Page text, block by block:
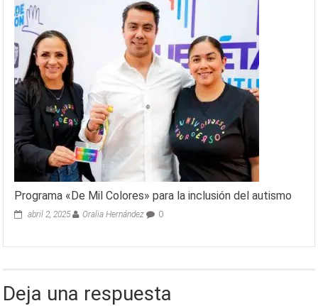
Programa «De Mil Colores» para la inclusión del autismo
abril 2, 2025 Oralia Hernández 0
Deja una respuesta